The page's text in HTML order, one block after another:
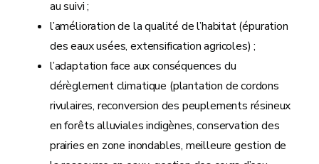
au suivi ;
l’amélioration de la qualité de l’habitat (épuration
des eaux usées, extensification agricoles) ;
l’adaptation face aux conséquences du
dérèglement climatique (plantation de cordons
rivulaires, reconversion des peuplements résineux
en forêts alluviales indigènes, conservation des
prairies en zone inondables, meilleure gestion de